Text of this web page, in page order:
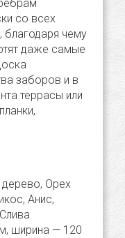
со всех
чему
даже самые
заборов и в
террасы или
дерево, Орех
Анис,
ширина — 120